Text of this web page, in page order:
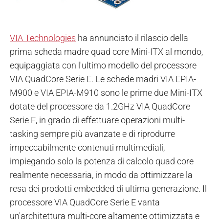
VIA Technologies ha annunciato il rilascio della
prima scheda madre quad core Mini-ITX al mondo,
equipaggiata con l'ultimo modello del processore
VIA QuadCore Serie E. Le schede madri VIA EPIA-
M900 e VIA EPIA-M910 sono le prime due Mini-ITX
dotate del processore da 1.2GHz VIA QuadCore
Serie E, in grado di effettuare operazioni multi-
tasking sempre più avanzate e di riprodurre
impeccabilmente contenuti multimediali,
impiegando solo la potenza di calcolo quad core
realmente necessaria, in modo da ottimizzare la
resa dei prodotti embedded di ultima generazione. Il
processore VIA QuadCore Serie E vanta
un'architettura multi-core altamente ottimizzata e